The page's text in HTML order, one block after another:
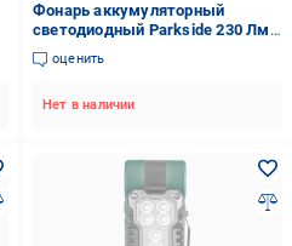
Фонарь аккумуляторный
светодиодный Parkside 230 Лм
3в1 Зеленый (100345829001)
оценить
Нет в наличии